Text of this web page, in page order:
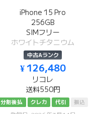
iPhone 15 Pro
256GB
SIMフリー
ホワイトチタニウム
中古Aランク
¥ 126,480
リコレ
送料550円
分割後払 クレカ 代引 振込